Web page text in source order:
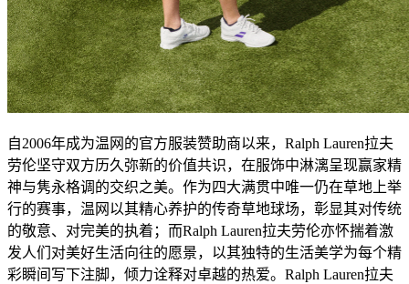
自2006年成为温网的官方服装赞助商以来，Ralph Lauren拉夫
劳伦坚守双方历久弥新的价值共识，在服饰中淋漓呈现赢家精
神与隽永格调的交织之美。作为四大满贯中唯一仍在草地上举
行的赛事，温网以其精心养护的传奇草地球场，彰显其对传统
的敬意、对完美的执着；而Ralph Lauren拉夫劳伦亦怀揣着激
发人们对美好生活向往的愿景，以其独特的生活美学为每个精
彩瞬间写下注脚，倾力诠释对卓越的热爱。Ralph Lauren拉夫